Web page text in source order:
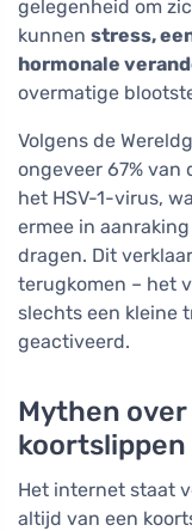
gelegenheid om
kunnen stress,
hormonale
overmatige
Volgens de
ongeveer 67%
het HSV-1-virus,
ermee in
dragen. Dit
terugkomen – het
slechts een kleine
geactiveerd.
Mythen
koortslippen
Het internet staat
altijd van een